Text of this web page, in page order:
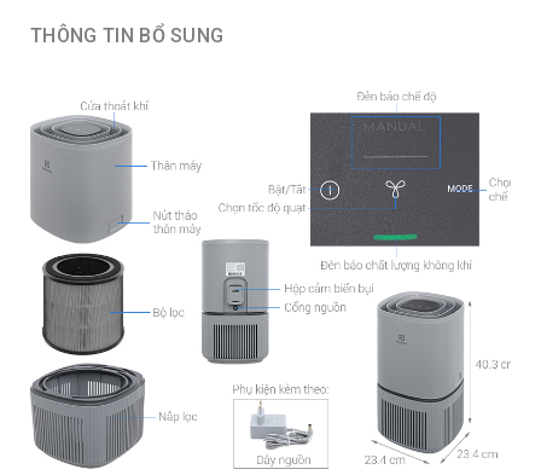
THÔNG TIN BỔ SUNG